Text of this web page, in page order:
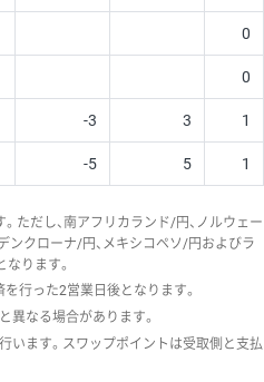
0
0
-3 3 1
-5 5 1
ただし、南アフリカランド/円、ノルウェー
ンクローナ/円、メキシコペソ/円およびラ
ります。
行った2営業日後となります。
異なる場合があります。
います。スワップポイントは受取側と支払